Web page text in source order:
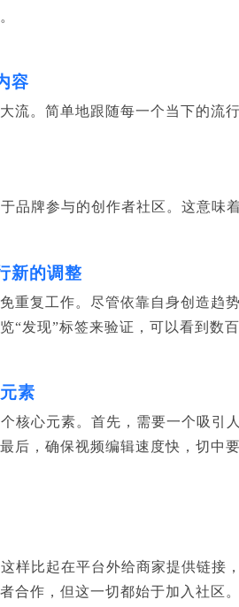
容
流。简单地跟随每一个当下的流
品牌参与的创作者社区。这意味
新的调整
重复工作。尽管依靠自身创造趋
“发现”标签来验证，可以看到数
素
核心元素。首先，需要一个吸引
后，确保视频编辑速度快，切中
样比起在平台外给商家提供链接
合作，但这一切都始于加入社区。